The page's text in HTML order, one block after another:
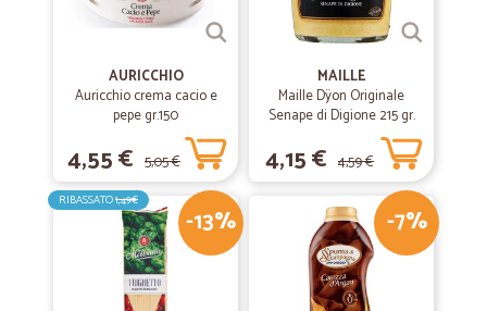
AURICCHIO
Auricchio crema cacio e
pepe gr.150
4,55 € 5,05 €
MAILLE
Maille Dÿon Originale
Senape di Digione 215 gr.
4,15 € 4,59 €
-13%
RIBASSATO1,49€
-7%